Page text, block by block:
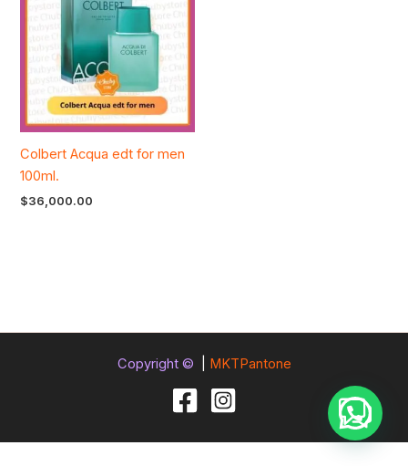
Colbert Acqua edt for men
100ml.
$36,000.00
Copyright © MKTPantone